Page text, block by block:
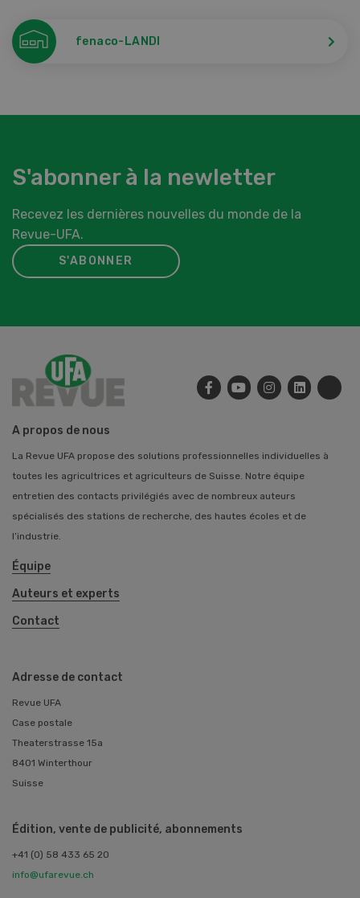
fenaco-LANDI
S'abonner à la newletter
Recevez les dernières nouvelles du monde de la
Revue-UFA.
S'ABONNER
A propos de nous
La Revue UFA propose des solutions professionnelles individuelles à
toutes les agricultrices et agriculteurs de Suisse. Notre équipe
entretien des contacts privilégiés avec de nombreux auteurs
spécialisés des stations de recherche, des hautes écoles et de
l’industrie.
Équipe
Auteurs et experts
Contact
Adresse de contact
Revue UFA
Case postale
Theaterstrasse 15a
8401 Winterthour
Suisse
Édition, vente de publicité, abonnements
+41 (0) 58 433 65 20
info@ufarevue.ch